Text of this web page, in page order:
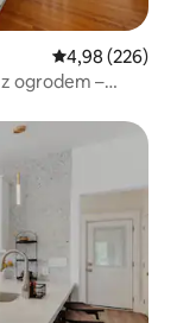
Średnia
4,98 (226)
ogrodem –